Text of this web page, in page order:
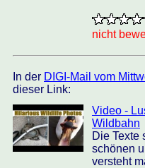
nicht
In der DIGI-Mail vom
dieser Link:
Video -
Wildbahn
Die Texte
schönen
versteht